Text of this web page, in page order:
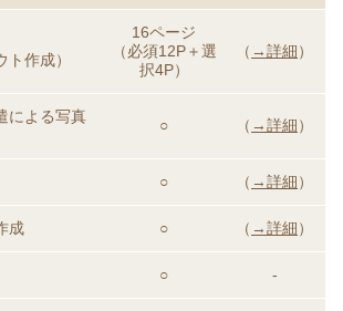
ト作成）
16ページ
（必須12P＋選
択4P）
（ →詳細）
による写真
○ （ →詳細）
○ （ →詳細）
成 ○ （ →詳細）
○ -